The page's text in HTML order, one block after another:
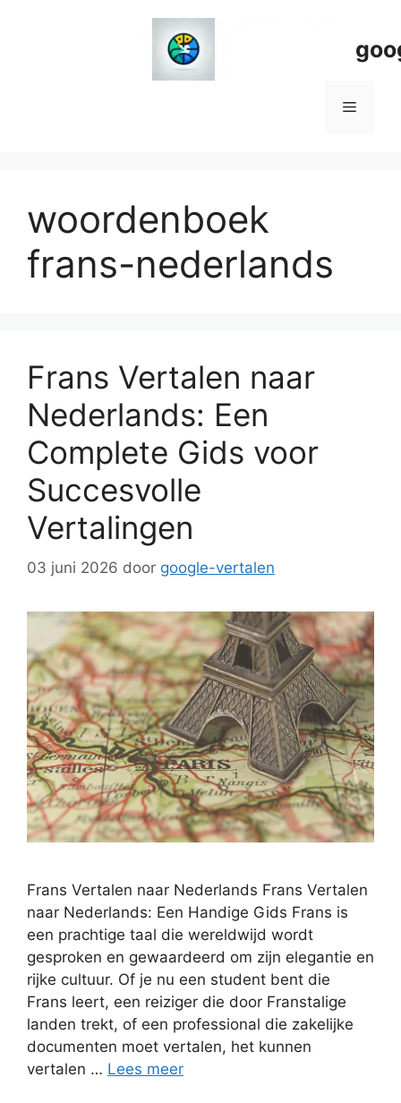
Menu
woordenboek
frans-nederlands
Frans Vertalen naar
Nederlands: Een
Complete Gids voor
Succesvolle
Vertalingen
03 juni 2026 door google-vertalen
Frans Vertalen naar Nederlands Frans Vertalen
naar Nederlands: Een Handige Gids Frans is
een prachtige taal die wereldwijd wordt
gesproken en gewaardeerd om zijn elegantie en
rijke cultuur. Of je nu een student bent die
Frans leert, een reiziger die door Franstalige
landen trekt, of een professional die zakelijke
documenten moet vertalen, het kunnen
vertalen … Lees meer